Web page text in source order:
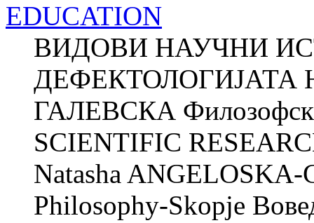
EDUCATION
ВИДОВИ НАУЧНИ
ДЕФЕКТОЛОГИЈАТА
ГАЛЕВСКА
SCIENTIFIC
Natasha
Philosophy-Skopje